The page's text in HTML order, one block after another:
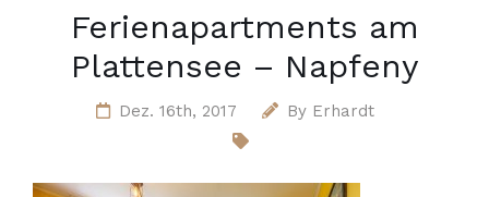
Ferienapartments am
Plattensee – Napfeny
Dez. 16th, 2017 By Erhardt